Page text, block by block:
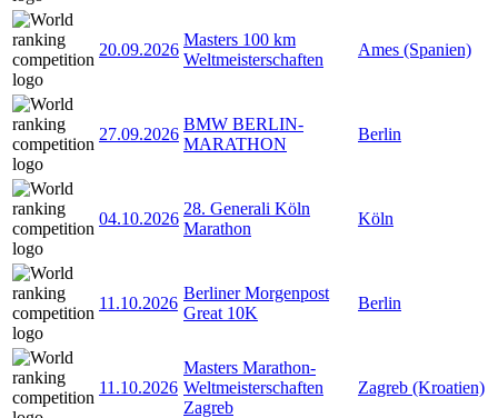
20.09.2026
Masters 100 km
Weltmeisterschaften
Ames (Spanien)
27.09.2026
BMW BERLIN-
MARATHON
Berlin
04.10.2026
28. Generali Köln
Marathon
Köln
11.10.2026
Berliner Morgenpost
Great 10K
Berlin
11.10.2026
Masters Marathon-
Weltmeisterschaften
Zagreb
Zagreb (Kroatien)